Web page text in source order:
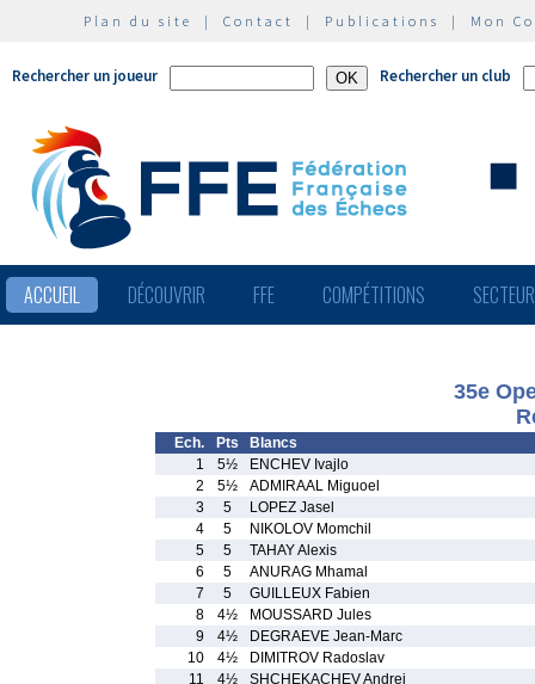
Plan du site | Contact | Publications | Mon
Rechercher un joueur Rechercher un club
ACCUEIL DÉCOUVRIR FFE COMPÉTITIONS
35e
Ech. Pts
Blancs
1
5½
ENCHEV Ivajlo
2
5½
ADMIRAAL Miguoel
3
5
LOPEZ Jasel
4
5
NIKOLOV Momchil
5
5
TAHAY Alexis
6
5
ANURAG Mhamal
7
5
GUILLEUX Fabien
8
4½
MOUSSARD Jules
9
4½
DEGRAEVE Jean-Marc
10
4½
DIMITROV Radoslav
11
4½
SHCHEKACHEV Andrei